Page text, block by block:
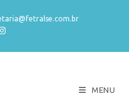
ferramentas
MENU